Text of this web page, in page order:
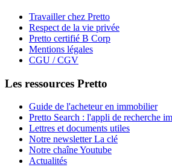
Travailler chez Pretto
Respect de la vie privée
Pretto certifié B Corp
Mentions légales
CGU / CGV
Les ressources Pretto
Guide de l'acheteur en immobilier
Pretto Search : l'appli de recherche
Lettres et documents utiles
Notre newsletter La clé
Notre chaîne Youtube
Actualités